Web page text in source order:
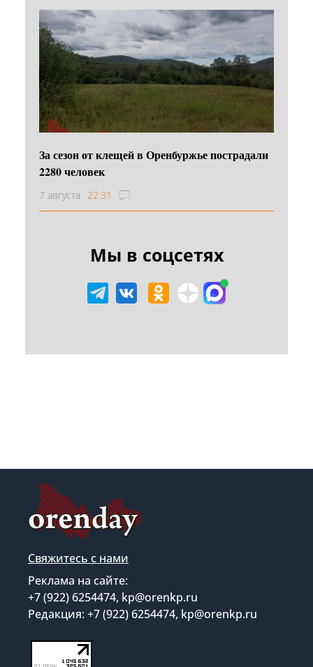
За сезон от клещей в Оренбуржье пострадали
2280 человек
7 августа 22:31
Мы в соцсетях
Свяжитесь с нами
Реклама на сайте:
+7 (922) 6254474, kp@orenkp.ru
Редакция: +7 (922) 6254474, kp@orenkp.ru